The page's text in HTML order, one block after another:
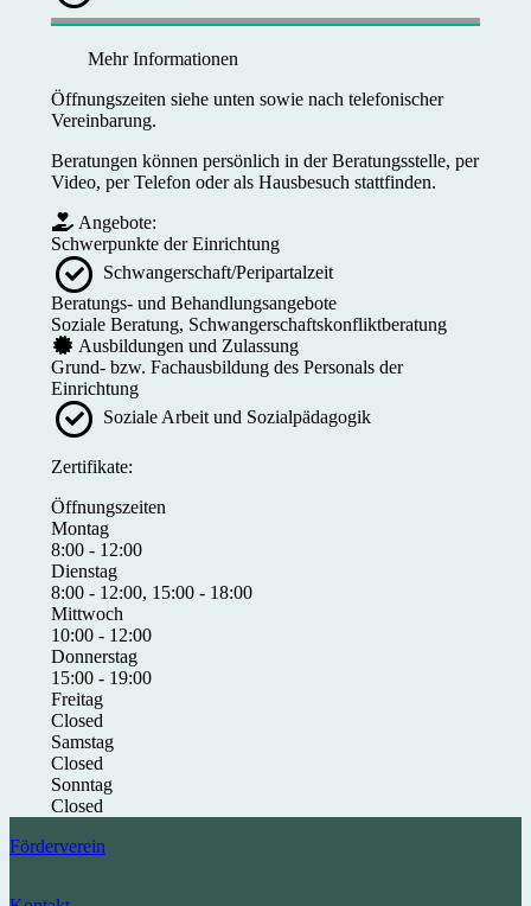
Mehr Informationen
Öffnungszeiten siehe unten sowie nach telefonischer
Vereinbarung.
Beratungen können persönlich in der Beratungsstelle, per
Video, per Telefon oder als Hausbesuch stattfinden.
Angebote:
Schwerpunkte der Einrichtung
Schwangerschaft/Peripartalzeit
Beratungs- und Behandlungsangebote
Soziale Beratung, Schwangerschaftskonfliktberatung
Ausbildungen und Zulassung
Grund- bzw. Fachausbildung des Personals der
Einrichtung
Soziale Arbeit und Sozialpädagogik
Zertifikate:
Öffnungszeiten
Montag
8:00 - 12:00
Dienstag
8:00 - 12:00, 15:00 - 18:00
Mittwoch
10:00 - 12:00
Donnerstag
15:00 - 19:00
Freitag
Closed
Samstag
Closed
Sonntag
Closed
Förderverein